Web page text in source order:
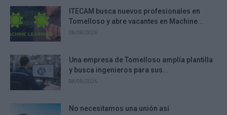
ITECAM busca nuevos profesionales en
Tomelloso y abre vacantes en Machine...
08/08/2026
Una empresa de Tomelloso amplía plantilla
y busca ingenieros para sus...
08/08/2026
No necesitamos una unión así